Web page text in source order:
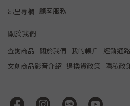
昂里專欄
顧客服務
關於我們
查詢商品 關於我們 我的帳戶 經銷通路
文創商品影音介紹
退換貨政策 隱私政